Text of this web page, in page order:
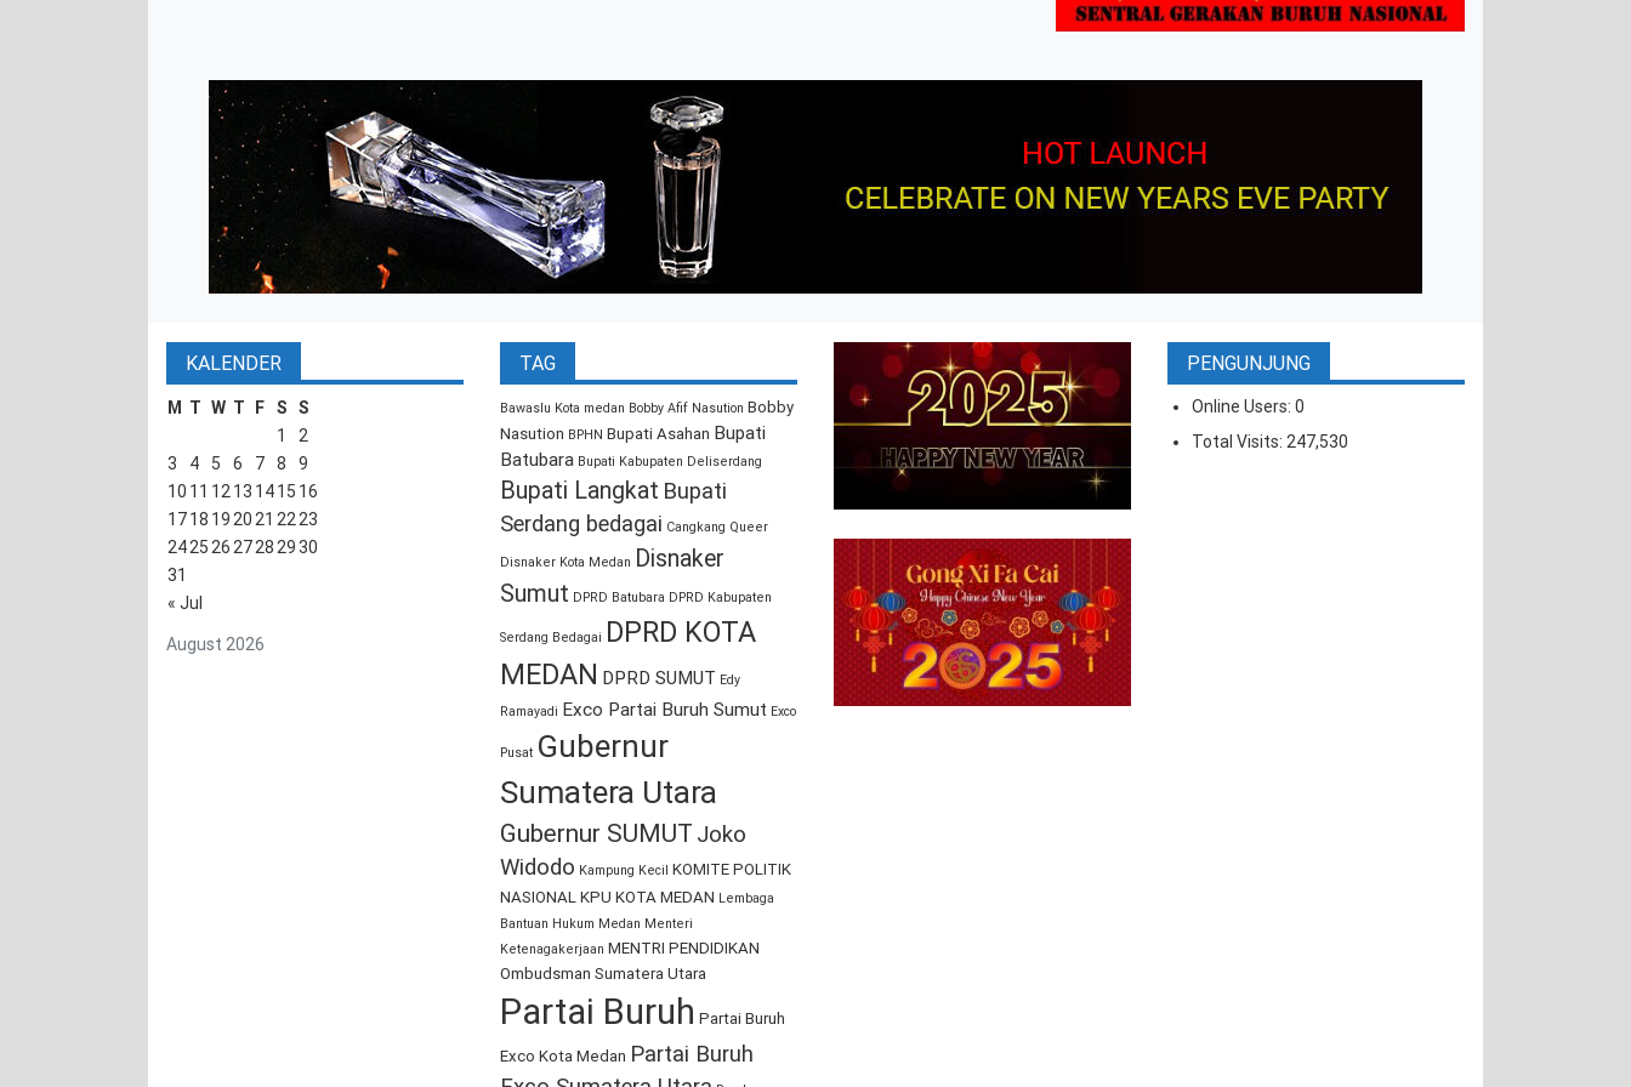
KALENDER
August 2026
M T W T F S S
« Jul
1
2
3
4 5 6 7 8
9
10 11 12 13 1415 16
1718 19 20 21 22 23
2425 26 2728 2930
31
TAG
Bawaslu Kota medan Bobby Afif Nasution Bobby
Nasution BPHN Bupati Asahan Bupati
Batubara Bupati Kabupaten Deliserdang
Bupati Langkat Bupati
Serdang bedagai Cangkang Queer
Disnaker Kota Medan Disnaker
Sumut DPRD Batubara DPRD Kabupaten
Serdang Bedagai DPRD KOTA
MEDAN DPRD SUMUT Edy
Ramayadi Exco Partai Buruh Sumut Exco
Pusat Gubernur
Sumatera Utara
Gubernur SUMUT Joko
Widodo Kampung Kecil KOMITE POLITIK
NASIONAL KPU KOTA MEDAN Lembaga
Bantuan Hukum Medan Menteri
Ketenagakerjaan MENTRI PENDIDIKAN
Ombudsman Sumatera Utara
Partai Buruh Partai Buruh
Exco Kota Medan Partai Buruh
PENGUNJUNG
Online Users: 0
Total Visits: 247,530